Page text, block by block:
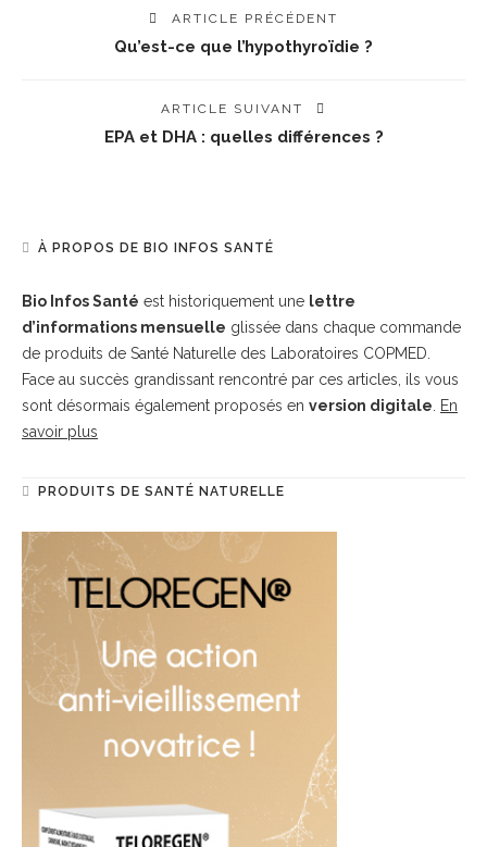
ARTICLE PRÉCÉDENT
Qu’est-ce que l’hypothyroïdie ?
ARTICLE SUIVANT
EPA et DHA : quelles différences ?
À PROPOS DE BIO INFOS SANTÉ
Bio Infos Santé est historiquement une lettre
d’informations mensuelle glissée dans chaque commande
de produits de Santé Naturelle des Laboratoires COPMED.
Face au succès grandissant rencontré par ces articles, ils vous
sont désormais également proposés en version digitale
En
savoir plus
PRODUITS DE SANTÉ NATURELLE